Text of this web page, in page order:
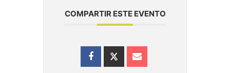
COMPARTIR ESTE EVENTO